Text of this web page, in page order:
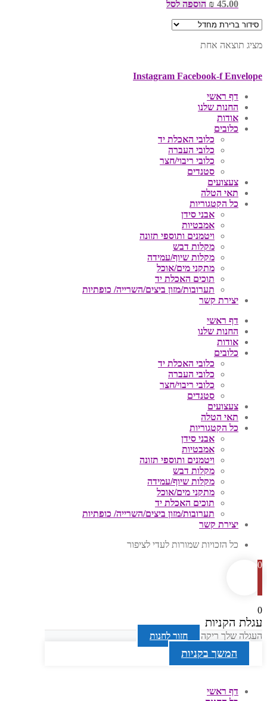
₪ 45.00 הוספה לסל
מציג תוצאה אחת
Instagram Facebook-f Envelope
דף ראשי
החנות שלנו
אודות
כלובים
כלובי האכלת יד
כלובי העברה
כלובי ריבוי/חצר
סטנדים
צעצועים
תאי הטלה
כל הקטגוריות
אבני סידן
אמבטיות
ויטמנים ותוספי תזונה
מקלות דבש
מקלות שיוף/עמידה
מתקני מים/אוכל
תוכים האכלת יד
תערובות/מזון ביצים/השרייה/ כופתיות
יצירת קשר
דף ראשי
החנות שלנו
אודות
כלובים
כלובי האכלת יד
כלובי העברה
כלובי ריבוי/חצר
סטנדים
צעצועים
תאי הטלה
כל הקטגוריות
אבני סידן
אמבטיות
ויטמנים ותוספי תזונה
מקלות דבש
מקלות שיוף/עמידה
מתקני מים/אוכל
תוכים האכלת יד
תערובות/מזון ביצים/השרייה/ כופתיות
יצירת קשר
כל הזכויות שמורות לעדי לציפור
0
0
עגלת הקניות
העגלה שלך ריקה חזור לחנות
המשך בקניות
דף ראשי